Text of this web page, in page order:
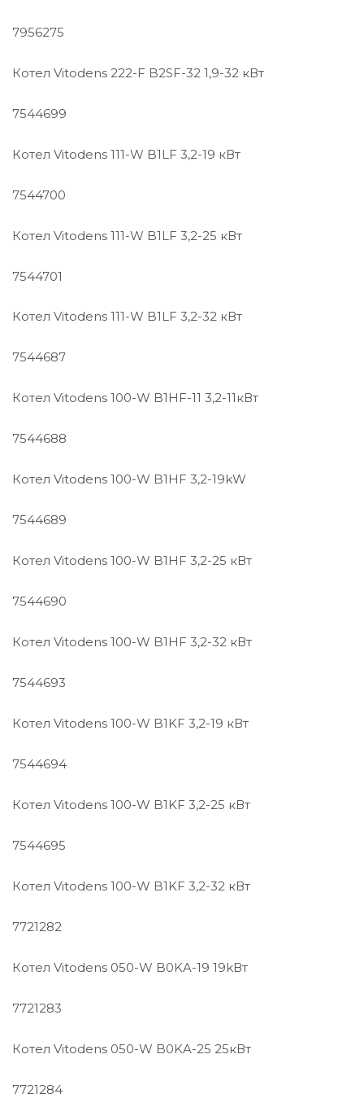
7956275
Котел Vitodens 222-F B2SF-32 1,9-32 кВт
7544699
Котел Vitodens 111-W B1LF 3,2-19 кВт
7544700
Котел Vitodens 111-W B1LF 3,2-25 кВт
7544701
Котел Vitodens 111-W B1LF 3,2-32 кВт
7544687
Котел Vitodens 100-W B1HF-11 3,2-11кВт
7544688
Котел Vitodens 100-W B1HF 3,2-19kW
7544689
Котел Vitodens 100-W B1HF 3,2-25 кВт
7544690
Котел Vitodens 100-W B1HF 3,2-32 кВт
7544693
Котел Vitodens 100-W B1KF 3,2-19 кВт
7544694
Котел Vitodens 100-W B1KF 3,2-25 кВт
7544695
Котел Vitodens 100-W B1KF 3,2-32 кВт
7721282
Котел Vitodens 050-W B0KA-19 19kВт
7721283
Котел Vitodens 050-W B0KA-25 25кВт
7721284